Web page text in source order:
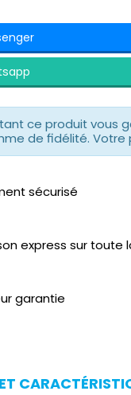
ce produit vous
de fidélité. Votre
sécurisé
express sur toute
garantie